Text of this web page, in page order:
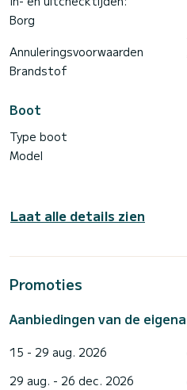
Als u vragen heeft over de
kunt u een bericht sturen via
SamBoat-adviseur
Borg
Annuleringsvoorwaarden
Brandstof
Boot
Type boot
Model
Laat alle details zien
Promoties
Aanbiedingen van de
15 - 29 aug. 2026
29 aug. - 26 dec. 2026